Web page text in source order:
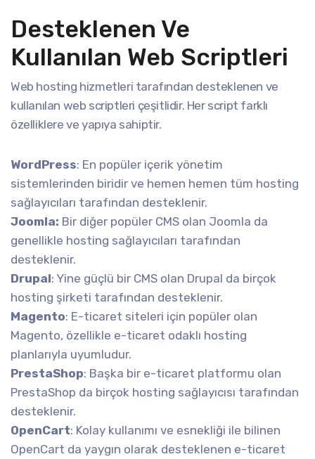
Desteklenen Ve
Kullanılan Web Scriptleri
Web hosting hizmetleri tarafından desteklenen ve
kullanılan web scriptleri çeşitlidir. Her script farklı
özelliklere ve yapıya sahiptir.
WordPress: En popüler içerik yönetim
sistemlerinden biridir ve hemen hemen tüm hosting
sağlayıcıları tarafından desteklenir.
Joomla: Bir diğer popüler CMS olan Joomla da
genellikle hosting sağlayıcıları tarafından
desteklenir.
Drupal: Yine güçlü bir CMS olan Drupal da birçok
hosting şirketi tarafından desteklenir.
Magento: E-ticaret siteleri için popüler olan
Magento, özellikle e-ticaret odaklı hosting
planlarıyla uyumludur.
PrestaShop: Başka bir e-ticaret platformu olan
PrestaShop da birçok hosting sağlayıcısı tarafından
desteklenir.
OpenCart: Kolay kullanımı ve esnekliği ile bilinen
OpenCart da yaygın olarak desteklenen e-ticaret